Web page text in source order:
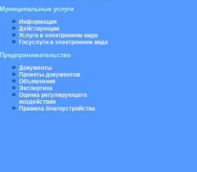
Муниципальные услуги
Информация
Действующие
Услуги в электронном виде
Госуслуги в электронном виде
Предпринимательство
Документы
Проекты документов
Объявления
Экспертиза
Оценка регулирующего
воздействия
Правила благоустройства